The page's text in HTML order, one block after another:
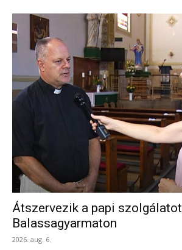
Átszervezik a papi szolgálatot
Balassagyarmaton
2026. aug. 6.